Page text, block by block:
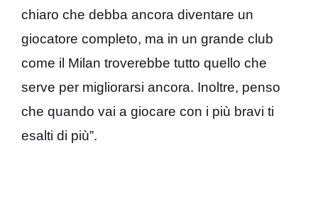
chiaro che debba ancora diventare un
giocatore completo, ma in un grande club
come il Milan troverebbe tutto quello che
serve per migliorarsi ancora. Inoltre, penso
che quando vai a giocare con i più bravi ti
esalti di più”.